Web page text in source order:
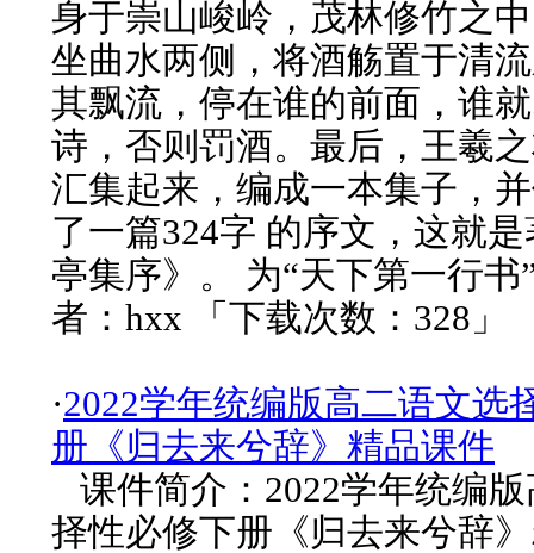
身于崇山峻岭，茂林修竹之
坐曲水两侧，将酒觞置于清
其飘流，停在谁的前面，谁
诗，否则罚酒。最后，王羲
汇集起来，编成一本集子，
了一篇324字 的序文，这就
亭集序》。 为“天下第一行书
者：hxx 「下载次数：328」
·2022学年统编版高二语文选
册《归去来兮辞》精品课件
课件简介：2022学年统编
择性必修下册《归去来兮辞